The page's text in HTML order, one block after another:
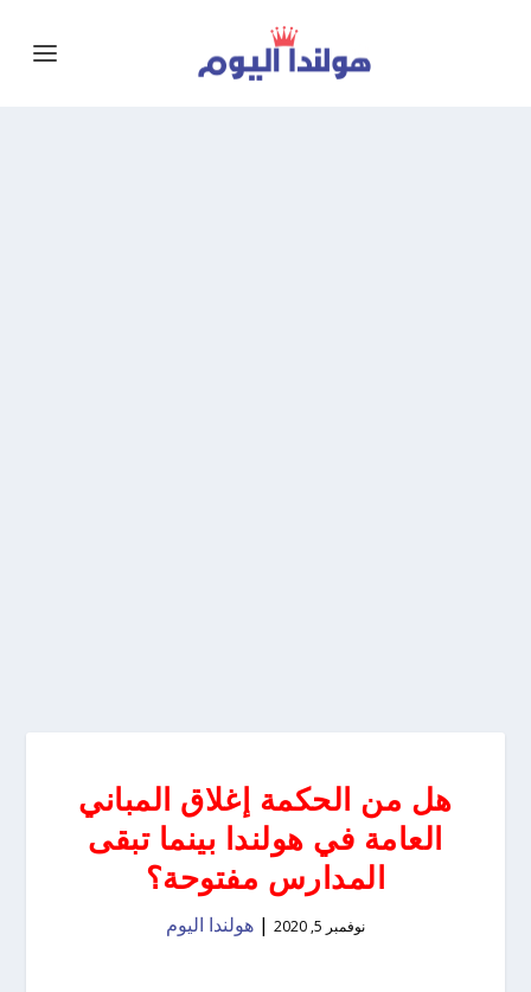
هل من الحكمة إغلاق المباني
العامة في هولندا بينما تبقى
المدارس مفتوحة؟
نوفمبر 5, 2020 | هولندا اليوم